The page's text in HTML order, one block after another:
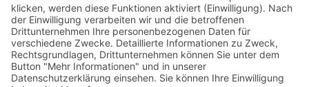
Feuerwerk XXL
Pyrotechnik online bestellen